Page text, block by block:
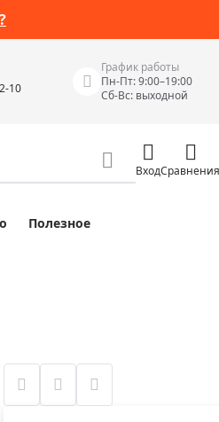
10
График работы
Пн-Пт: 9:00–19:00
Сб-Вс: выходной
Измерительные
Приборы
Приборы теплового
ВходСравнения
Полезное